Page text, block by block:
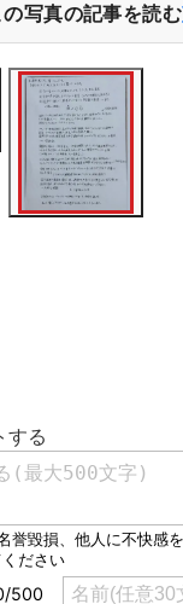
の写真の記事を読む